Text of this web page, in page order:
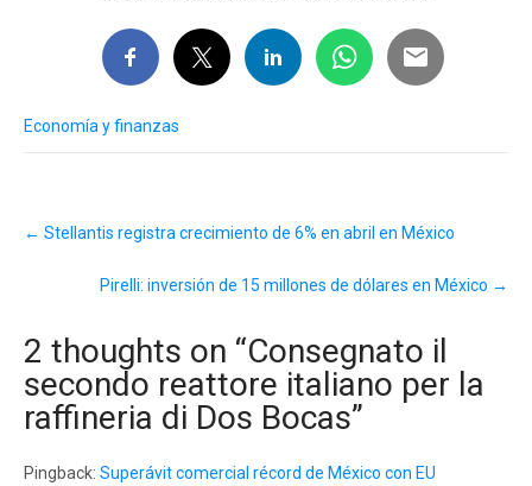
Economía y finanzas
navigation
← Stellantis registra crecimiento de 6% en abril en México
Pirelli: inversión de 15 millones de dólares en México →
2 thoughts on “Consegnato il
secondo reattore italiano per la
raffineria di Dos Bocas”
Pingback: Superávit comercial récord de México con EU